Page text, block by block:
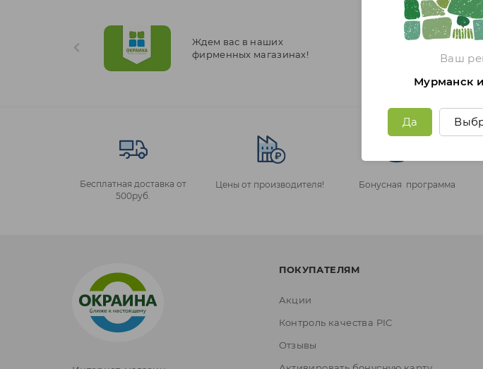
Ваш
Мурманск
Да
Ждем вас в наших
фирменных магазинах!
Бесплатная доставка от
500руб.
Цены от производителя! Бонусная программа
ПОКУПАТЕЛЯМ
Акции
Контроль качества PIC
Отзывы